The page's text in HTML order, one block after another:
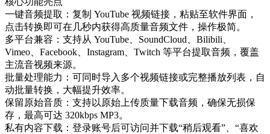
一键音频提取‌：复制 YouTube 视频链接，粘贴至软件界面，
点击转换即可在几秒内获得高质量音频文件，操作极简。
多平台兼容‌：支持从 ‌YouTube、SoundCloud、Bilibili、
Vimeo、Facebook、Instagram、Twitch‌ 等平台提取音频，覆盖
主流音视频来源。
批量处理能力‌：可同时导入多个视频链接或完整播放列表，自
动批量转换，大幅提升效率。
保留原始音质‌：支持以原始上传质量下载音频，确保无损保
存，最高可达 320kbps MP3。
私有内容下载‌：登录账号后可访问并下载“稍后观看”、“喜欢